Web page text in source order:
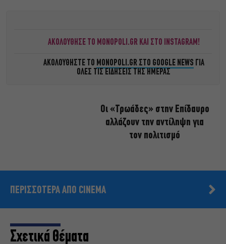
ΑΚΟΛΟΥΘΗΣΕ ΤΟ MONOPOLI.GR ΚΑΙ ΣΤΟ INSTAGRAM!
ΑΚΟΛΟΥΘΗΣΤΕ ΤΟ MONOPOLI.GR ΣΤΟ GOOGLE NEWS ΓΙΑ
ΟΛΕΣ ΤΙΣ ΕΙΔΗΣΕΙΣ ΤΗΣ ΗΜΕΡΑΣ
Οι «Τρωάδες» στην Επίδαυρο
αλλάζουν την αντίληψη για
τον πολιτισμό
ΠΕΡΙΣΣΟΤΕΡΑ ΑΠΟ CINEMA
Σχετικά Θέματα